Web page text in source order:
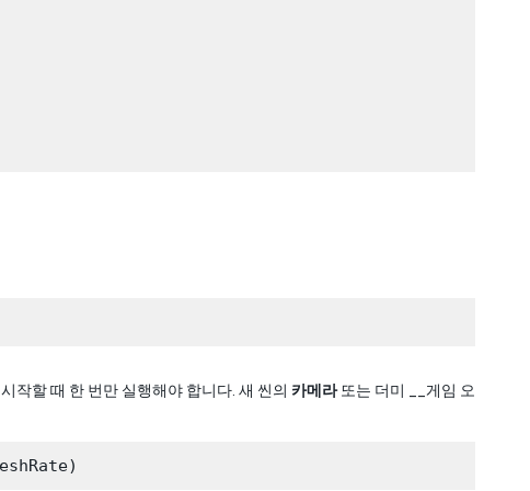
작할 때 한 번만 실행해야 합니다. 새 씬의 카메라또는 더미 __게임 오